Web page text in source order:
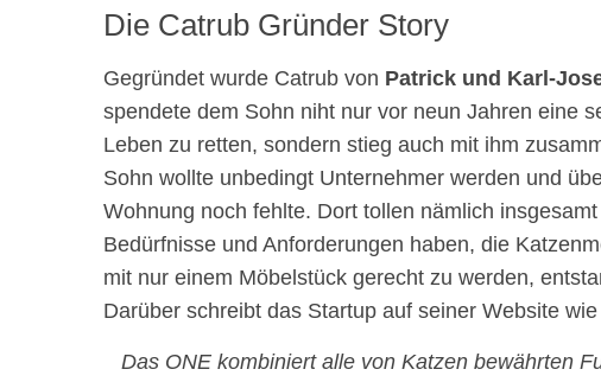
Die Catrub Gründer Story
Gegründet wurde Catrub von Patrick und Karl-
spendete dem Sohn niht nur vor neun Jahren eine
Leben zu retten, sondern stieg auch mit ihm
Sohn wollte unbedingt Unternehmer werden und
Wohnung noch fehlte. Dort tollen nämlich
Bedürfnisse und Anforderungen haben, die
mit nur einem Möbelstück gerecht zu werden,
Darüber schreibt das Startup auf seiner Website
Das ONE kombiniert alle von Katzen bewährten